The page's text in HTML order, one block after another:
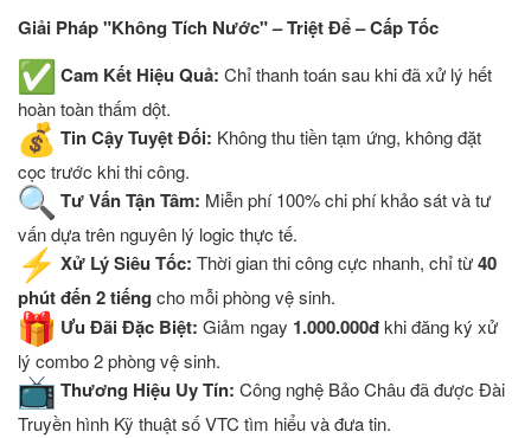
Giải Pháp "Không Tích Nước" – Triệt Để – Cấp Tốc
Cam Kết Hiệu Quả: Chỉ thanh toán sau khi đã xử lý hết
hoàn toàn thấm dột.
Tin Cậy Tuyệt Đối: Không thu tiền tạm ứng, không đặt
cọc trước khi thi công.
Tư Vấn Tận Tâm: Miễn phí 100% chi phí khảo sát và tư
vấn dựa trên nguyên lý logic thực tế.
Xử Lý Siêu Tốc: Thời gian thi công cực nhanh, chỉ từ40
phút đến 2 tiếng cho mỗi phòng vệ sinh.
Ưu Đãi Đặc Biệt: Giảm ngay 1.000.000đkhi đăng ký xử
lý combo 2 phòng vệ sinh.
Thương Hiệu Uy Tín: Công nghệ Bảo Châu đã được Đài
Truyền hình Kỹ thuật số VTC tìm hiểu và đưa tin.